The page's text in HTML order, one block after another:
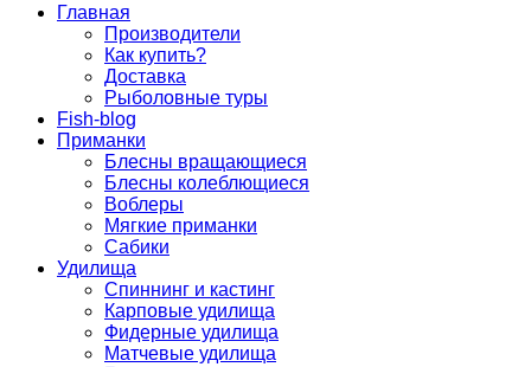
Главная
Производители
Как купить?
Доставка
Рыболовные туры
Fish-blog
Приманки
Блесны вращающиеся
Блесны колеблющиеся
Воблеры
Мягкие приманки
Сабики
Удилища
Спиннинг и кастинг
Карповые удилища
Фидерные удилища
Матчевые удилища